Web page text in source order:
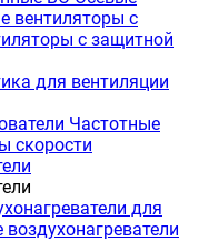
вентиляторы с
с защитной
для вентиляции
Частотные
скорости
для
воздухонагреватели